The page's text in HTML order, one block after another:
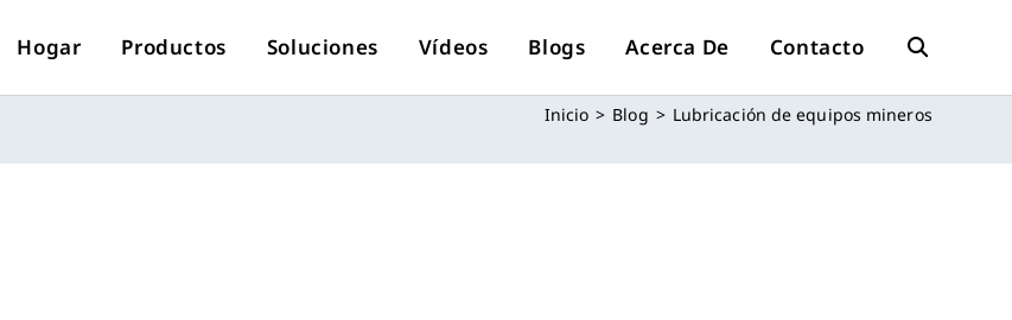
Hogar Productos Soluciones Vídeos Blogs Acerca De Contacto Alternar
Inicio > Blog > Lubricación de equipos mineros